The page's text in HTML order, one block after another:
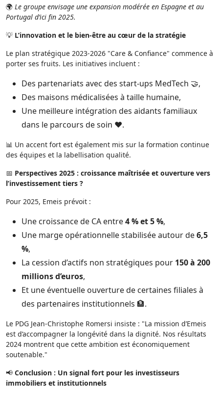
🌍 Le groupe envisage une expansion modérée en Espagne et au
Portugal d’ici fin 2025.
💡 L’innovation et le bien-être au cœur de la stratégie
Le plan stratégique 2023-2026 "Care & Confiance" commence à
porter ses fruits. Les initiatives incluent :
Des partenariats avec des start-ups MedTech 🤝,
Des maisons médicalisées à taille humaine,
Une meilleure intégration des aidants familiaux
dans le parcours de soin ❤️.
📊 Un accent fort est également mis sur la formation continue
des équipes et la labellisation qualité.
📅 Perspectives 2025 : croissance maîtrisée et ouverture vers
l’investissement tiers ?
Pour 2025, Emeis prévoit :
Une croissance de CA entre4 % et 5 %,
Une marge opérationnelle stabilisée autour de6,5
%,
La cession d’actifs non stratégiques pour 150 à 200
millions d’euros,
Et une éventuelle ouverture de certaines filiales à
des partenaires institutionnels 🏦.
Le PDG Jean-Christophe Romersi insiste : "La mission d’Emeis
est d’accompagner la longévité dans la dignité. Nos résultats
2024 montrent que cette ambition est économiquement
soutenable."
📢 Conclusion : Un signal fort pour les investisseurs
immobiliers et institutionnels